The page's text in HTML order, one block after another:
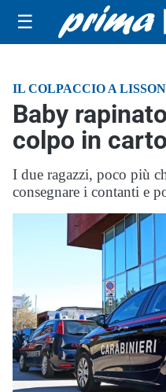
☰
IL COLPACCIO A
Baby
colpo in
I due ragazzi, poco più
consegnare i contanti e